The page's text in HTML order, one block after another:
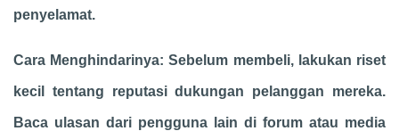
penyelamat.
Cara Menghindarinya: Sebelum membeli, lakukan riset
kecil tentang reputasi dukungan pelanggan mereka.
Baca ulasan dari pengguna lain di forum atau media